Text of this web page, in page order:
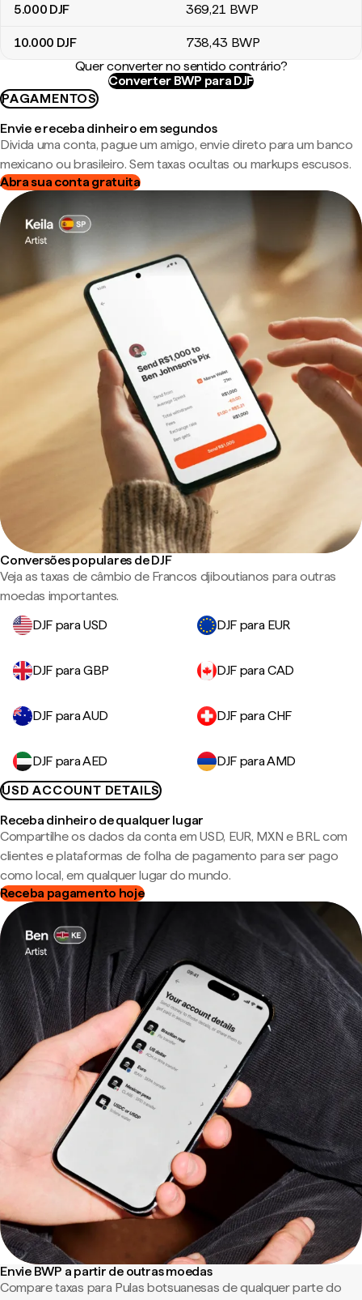
5.000 DJF 369,21 BWP
10.000 DJF 738,43 BWP
Quer converter no sentido contrário?
Converter BWP para DJF
PAGAMENTOS
Envie e receba dinheiro em segundos
Divida uma conta, pague um amigo, envie direto para um banco
mexicano ou brasileiro. Sem taxas ocultas ou markups escusos.
Abra sua conta gratuita
Conversões populares de DJF
Veja as taxas de câmbio de Francos djiboutianos para outras
moedas importantes.
DJF para USD
DJF para EUR
DJF para GBP DJF para CAD
DJF para AUD DJF para CHF
DJF para AED
DJF para AMD
USD ACCOUNT DETAILS
Receba dinheiro de qualquer lugar
Compartilhe os dados da conta em USD, EUR, MXN e BRL com
clientes e plataformas de folha de pagamento para ser pago
como local, em qualquer lugar do mundo.
Receba pagamento hoje
Envie BWP a partir de outras moedas
Compare taxas para Pulas botsuanesas de qualquer parte do